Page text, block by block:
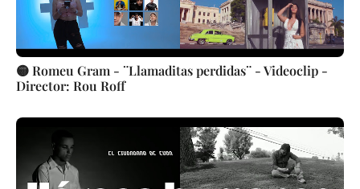
🟡 Romeu Gram - ¨Llamaditas perdidas¨ - Videoclip -
Director: Rou Roff